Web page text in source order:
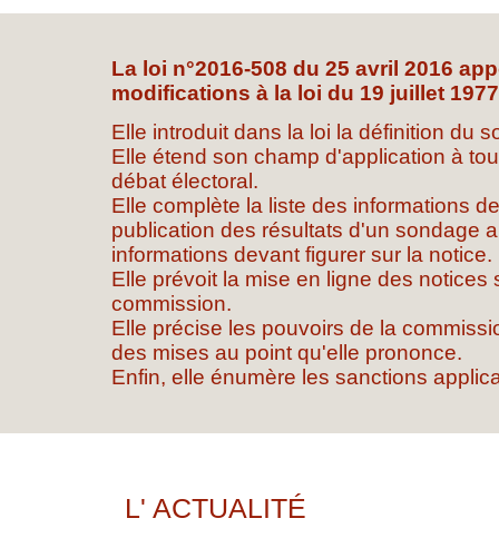
La loi n°2016-508 du 25 avril 2016
modifications à la loi du 19 juillet
Elle introduit dans la loi la définition du
Elle étend son champ d'application à
débat électoral.
Elle complète la liste des informations
publication des résultats d'un sondage
informations devant figurer sur la notice.
Elle prévoit la mise en ligne des notices
commission.
Elle précise les pouvoirs de la
des mises au point qu'elle prononce.
Enfin, elle énumère les sanctions
L' ACTUALITÉ